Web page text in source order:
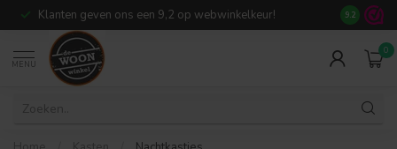
Klanten geven ons een 9,2 op webwinkelkeur! Meer dan
9.2
MENU
0